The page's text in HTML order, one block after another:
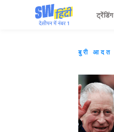
ट्रेंडिंग
बुरी आदत